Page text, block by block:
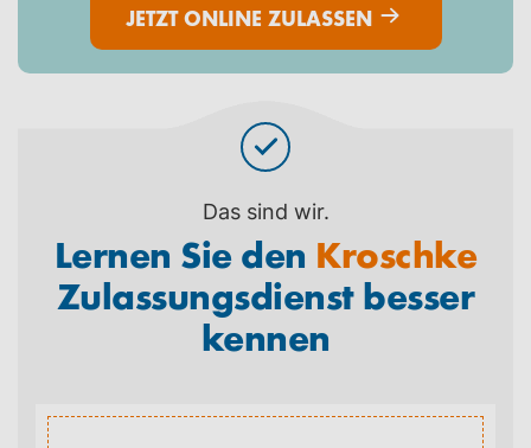
JETZT ONLINE ZULASSEN
Das sind wir.
Lernen Sie den Kroschke
Zulassungsdienst besser
kennen